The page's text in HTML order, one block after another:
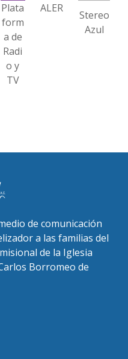
Plata
form
a de
Radi
o y
TV
ALER
Stereo
Azul
de comunicación
a las familias del
de la Iglesia
Borromeo de